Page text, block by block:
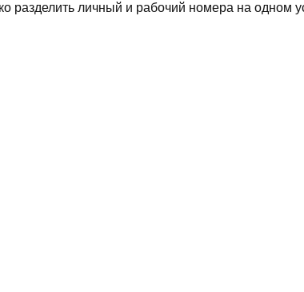
разделить личный и рабочий номера на одном